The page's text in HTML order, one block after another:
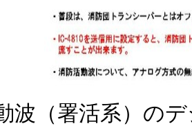
波（署活系）の